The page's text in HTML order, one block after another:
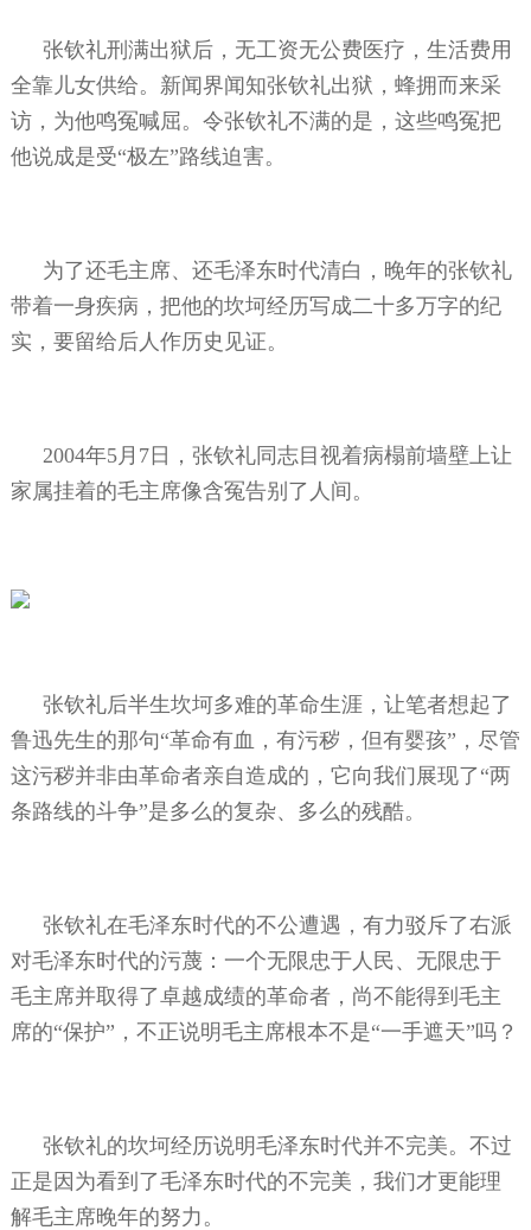
张钦礼刑满出狱后，无工资无公费医疗，生活费用
全靠儿女供给。新闻界闻知张钦礼出狱，蜂拥而来采
访，为他鸣冤喊屈。令张钦礼不满的是，这些鸣冤把
他说成是受“极左”路线迫害。
为了还毛主席、还毛泽东时代清白，晚年的张钦礼
带着一身疾病，把他的坎坷经历写成二十多万字的纪
实，要留给后人作历史见证。
2004年5月7日，张钦礼同志目视着病榻前墙壁上让
家属挂着的毛主席像含冤告别了人间。
张钦礼后半生坎坷多难的革命生涯，让笔者想起了
鲁迅先生的那句“革命有血，有污秽，但有婴孩”，尽管
这污秽并非由革命者亲自造成的，它向我们展现了“两
条路线的斗争”是多么的复杂、多么的残酷。
张钦礼在毛泽东时代的不公遭遇，有力驳斥了右派
对毛泽东时代的污蔑：一个无限忠于人民、无限忠于
毛主席并取得了卓越成绩的革命者，尚不能得到毛主
席的“保护”，不正说明毛主席根本不是“一手遮天”吗？
张钦礼的坎坷经历说明毛泽东时代并不完美。不过
正是因为看到了毛泽东时代的不完美，我们才更能理
解毛主席晚年的努力。